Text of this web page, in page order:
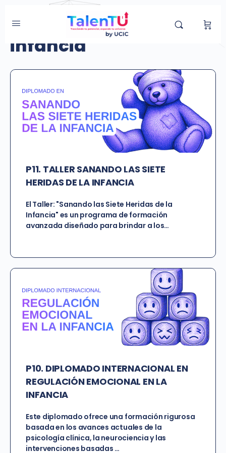
Etiqueta de Curso:
infancia
P11. TALLER SANANDO LAS SIETE
HERIDAS DE LA INFANCIA
El Taller: "Sanando las Siete Heridas de la
Infancia" es un programa de formación
avanzada diseñado para brindar a los…
P10. DIPLOMADO INTERNACIONAL EN
REGULACIÓN EMOCIONAL EN LA
INFANCIA
Este diplomado ofrece una formación rigurosa
basada en los avances actuales de la
psicología clínica, la neurociencia y las
intervenciones basadas …